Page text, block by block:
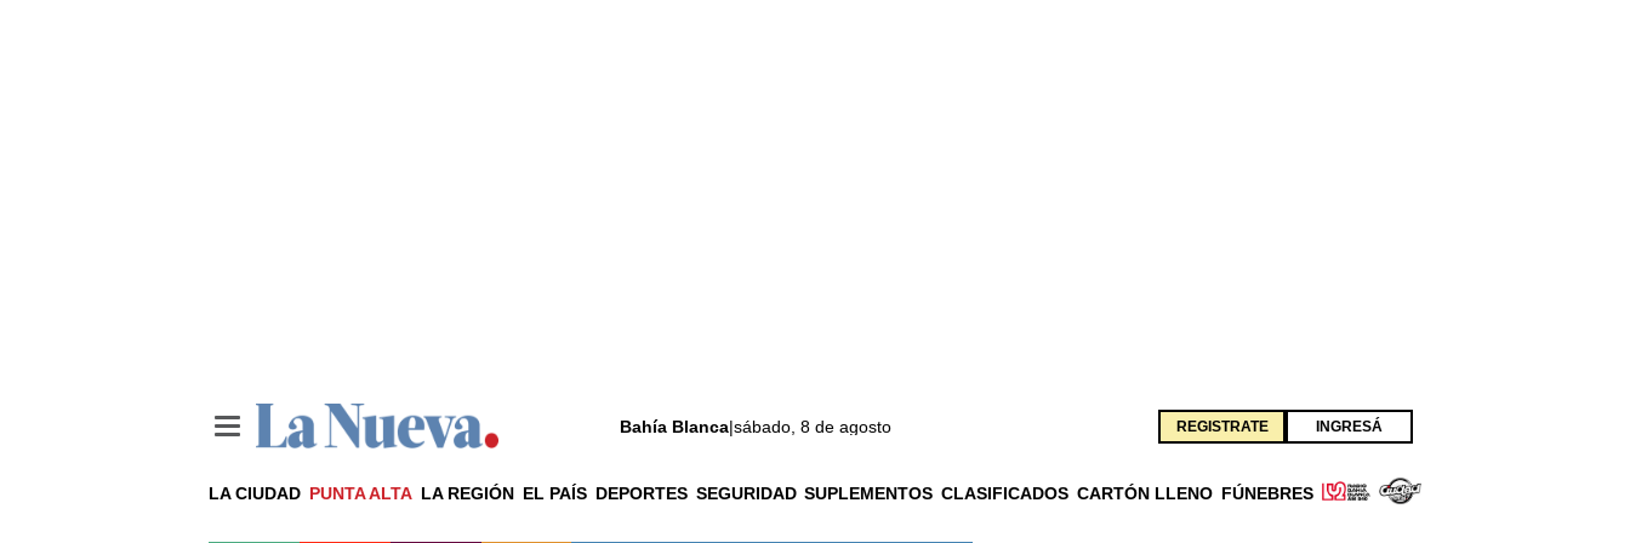
Bahía Blanca|sábado, 8 de agosto REGISTRATE INGRESÁ
LA CIUDAD PUNTA ALTA LA REGIÓN EL PAÍS DEPORTES SEGURIDAD SUPLEMENTOS CLASIFICADOS CARTÓN LLENO FÚNEBRES